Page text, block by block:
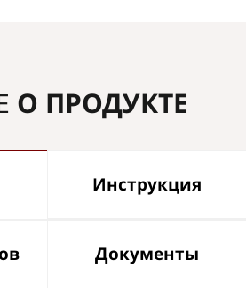
О ПРОДУКТЕ
Инструкция
Документы